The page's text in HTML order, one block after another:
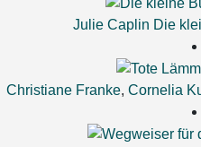
Julie Caplin Die
Christiane Franke, Cornelia